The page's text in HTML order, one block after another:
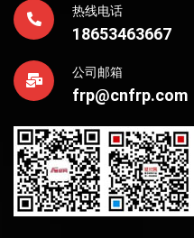
热线电话
18653463667
公司邮箱
frp@cnfrp.com